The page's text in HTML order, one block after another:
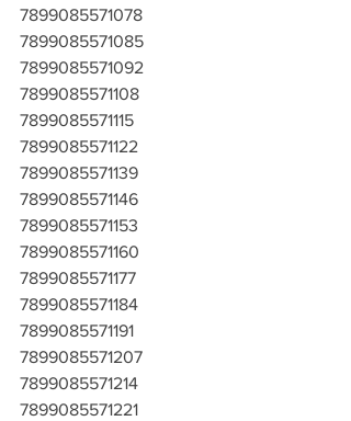
7899085571078
7899085571085
7899085571092
7899085571108
7899085571115
7899085571122
7899085571139
7899085571146
7899085571153
7899085571160
7899085571177
7899085571184
7899085571191
7899085571207
7899085571214
7899085571221